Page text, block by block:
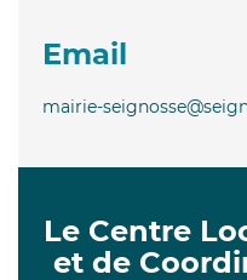
Email
mairie-
Le Centre
et de